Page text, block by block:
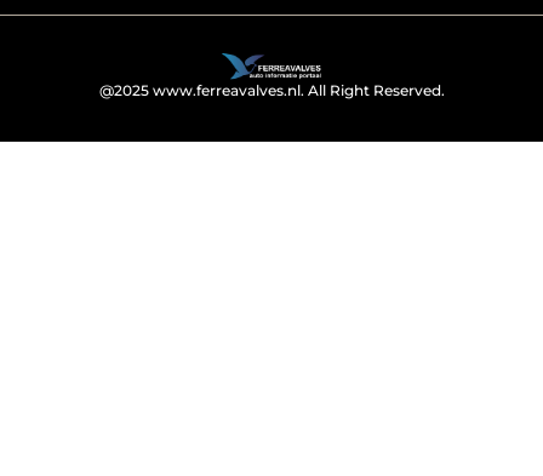
@2025 www.ferreavalves.nl. All Right Reserved.